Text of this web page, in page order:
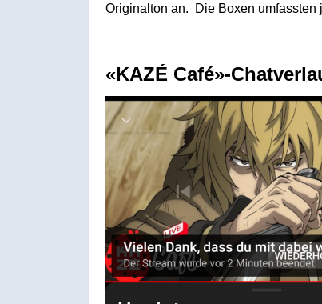
Originalton an. Die Boxen umfassten
«KAZÉ Café»-